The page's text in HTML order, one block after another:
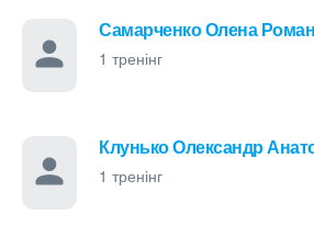
Самарченко Олена
1 тренінг
Клунько Олександр
1 тренінг